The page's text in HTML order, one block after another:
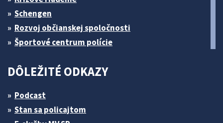
Schengen
Rozvoj občianskej spoločnosti
Športové centrum polície
DÔLEŽITÉ ODKAZY
Podcast
Stan sa policajtom